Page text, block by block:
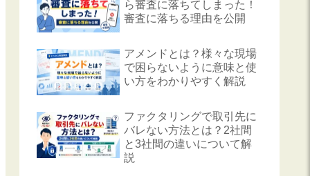
ら審査に落ちてしまった！
審査に落ちる理由を公開
アメンドとは？様々な現場
で困らないように意味と使
い方をわかりやすく解説
ファクタリングで取引先に
バレない方法とは？2社間
と3社間の違いについて解
説